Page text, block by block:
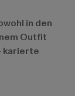
in den
Outfit
karierte